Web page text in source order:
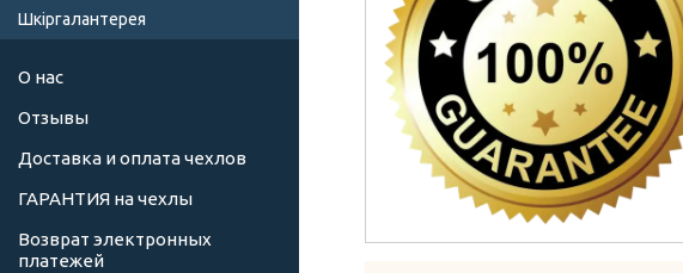
Шкіргалантерея
О нас
Отзывы
Доставка и оплата чехлов
ГАРАНТИЯ на чехлы
Возврат электронных
платежей